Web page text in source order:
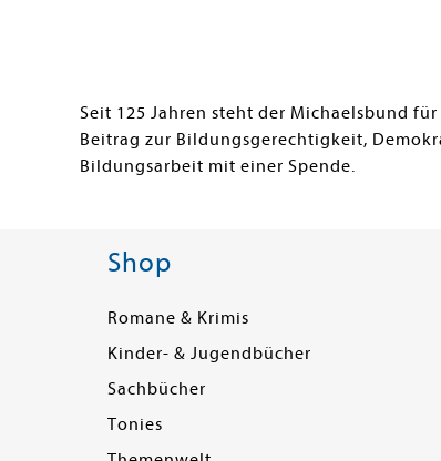
Seit 125 Jahren steht der Michaelsbund
Beitrag zur Bildungsgerechtigkeit,
Bildungsarbeit mit einer Spende.
Shop
Romane & Krimis
Kinder- & Jugendbücher
Sachbücher
Tonies